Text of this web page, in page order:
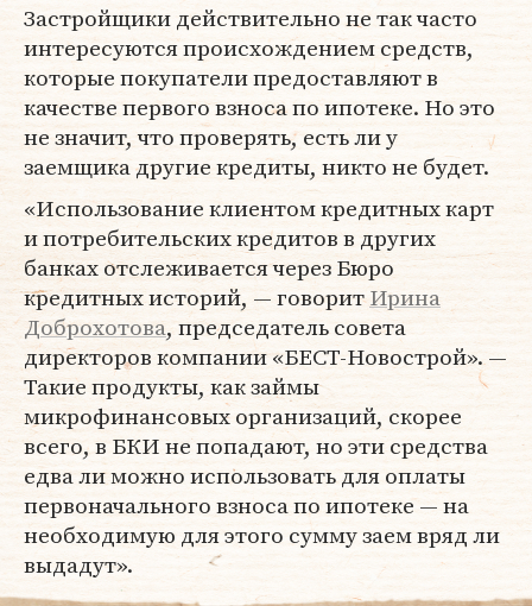
Застройщики действительно не так часто
интересуются происхождением средств,
которые покупатели предоставляют в
качестве первого взноса по ипотеке. Но это
не значит, что проверять, есть ли у
заемщика другие кредиты, никто не будет.
«Использование клиентом кредитных карт
и потребительских кредитов в других
банках отслеживается через Бюро
кредитных историй, — говоритИрина
Доброхотова, председатель совета
директоров компании «БЕСТ-Новострой». —
Такие продукты, как займы
микрофинансовых организаций, скорее
всего, в БКИ не попадают, но эти средства
едва ли можно использовать для оплаты
первоначального взноса по ипотеке — на
необходимую для этого сумму заем вряд ли
выдадут».